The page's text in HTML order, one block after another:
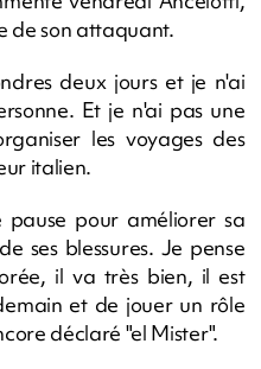
de son attaquant.
deux jours et je n'ai
Et je n'ai pas une
les voyages des
italien.
pour améliorer sa
ses blessures. Je pense
il va très bien, il est
et de jouer un rôle
déclaré "el Mister".